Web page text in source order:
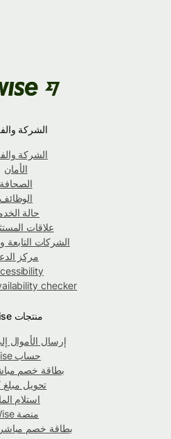
الشركة
الشركة
الأمان
الصحافة
الوظائف
حالة الخدمة
علاقات
الشركات التابعة
مركز الدعم
Accessibility
checker
منتجات Wise
إرسال الأموال إلى
حساب Wise
بطاقة خصم مباشر
تحويل مبلغ
استلام المال
منصة Wise
بطاقة خصم مباشر